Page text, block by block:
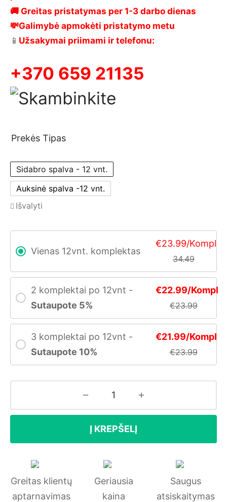
🚚 Greitas pristatymas per 1-3 darbo dienas
💸Galimybė apmokėti pristatymo metu
📱 Užsakymai priimami ir telefonu:
+370 659 21135
Prekės Tipas
Sidabro spalva - 12 vnt.
Auksinė spalva -12 vnt.
Išvalyti
Vienas 12vnt. komplektas
€23.99/Kompl
34.49
2 komplektai po 12vnt -
Sutaupote 5%
€22.99/Kompl
€23.99
3 komplektai po 12vnt -
Sutaupote 10%
€21.99/Kompl
€23.99
Į KREPŠELĮ
Greitas klientų
aptarnavimas
Geriausia
kaina
Saugus
atsiskaitymas